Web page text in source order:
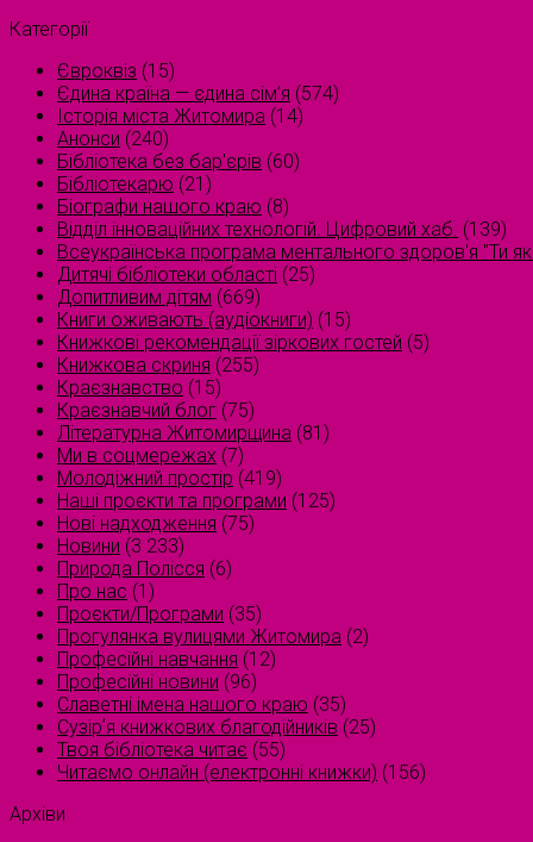
Категорії
Євроквіз (15)
Єдина країна — єдина сім’я (574)
Історія міста Житомира (14)
Анонси (240)
Бібліотека без бар'єрів (60)
Бібліотекарю (21)
Біографи нашого краю (8)
Відділ інноваційних технологій. Цифровий хаб. (139)
Всеукраїнська програма ментального здоров'я "Ти
Дитячі бібліотеки області (25)
Допитливим дітям (669)
Книги оживають (аудіокниги) (15)
Книжкові рекомендації зіркових гостей (5)
Книжкова скриня (255)
Краєзнавство (15)
Краєзнавчий блог (75)
Літературна Житомирщина (81)
Ми в соцмережах (7)
Молодіжний простір (419)
Наші проєкти та програми (125)
Нові надходження (75)
Новини (3 233)
Природа Полісся (6)
Про нас (1)
Проєкти/Програми (35)
Прогулянка вулицями Житомира (2)
Професійні навчання (12)
Професійні новини (96)
Славетні імена нашого краю (35)
Сузірʼя книжкових благодійників (25)
Твоя бібліотека читає (55)
Читаємо онлайн (електронні книжки) (156)
Архіви